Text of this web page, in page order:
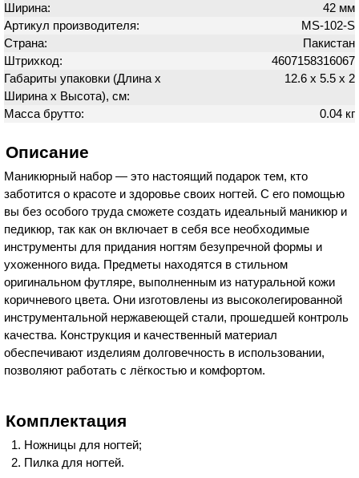
Ширина:
42 мм
Артикул производителя:
MS-102-S
Страна:
Пакистан
Штрихкод:
4607158316067
Габариты упаковки (Длина х
Ширина х Высота), см:
12.6 х 5.5 х 2
Масса брутто: 0.04 кг
Описание
Маникюрный набор — это настоящий подарок тем, кто
заботится о красоте и здоровье своих ногтей. С его помощью
вы без особого труда сможете создать идеальный маникюр и
педикюр, так как он включает в себя все необходимые
инструменты для придания ногтям безупречной формы и
ухоженного вида. Предметы находятся в стильном
оригинальном футляре, выполненным из натуральной кожи
коричневого цвета. Они изготовлены из высоколегированной
инструментальной нержавеющей стали, прошедшей контроль
качества. Конструкция и качественный материал
обеспечивают изделиям долговечность в использовании,
позволяют работать с лёгкостью и комфортом.
Комплектация
Ножницы для ногтей;
Пилка для ногтей.